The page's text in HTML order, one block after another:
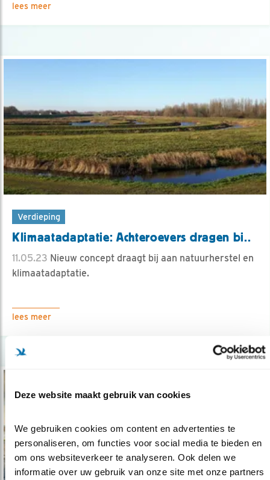
Deze website maakt gebruik van cookies
We gebruiken cookies om content en advertenties te
personaliseren, om functies voor social media te bieden en
om ons websiteverkeer te analyseren. Ook delen we
informatie over uw gebruik van onze site met onze partners
lees meer
Verdieping
Klimaatadaptatie: Achteroevers dragen bi..
11.05.23 Nieuw concept draagt bij aan natuurherstel en
klimaatadaptatie.
lees meer